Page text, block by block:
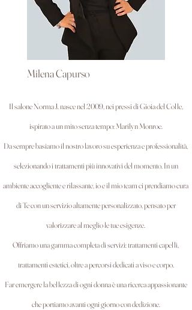
Milena Capurso
Il salone Norma J. nasce nel 2009, nei pressi di Gioia del Colle,
ispirato a un mitosenza tempo: Marilyn Monroe.
Da sempre basiamo il nostro lavoro su esperienza e professionalità,
selezionando i trattamenti più innovativi del momento. In un
ambiente accogliente e rilassante, io e il mio team ci prendiamo cura
di Te con un servizio altamente personalizzato, pensato per
valorizzare al meglio le tue esigenze.
Offriamo una gamma completa di servizi: trattamenti capelli,
trattamenti estetici, oltre a percorsi dedicati a viso e corpo.
Far emergere la bellezza di ogni donna è una ricerca appassionante
che portiamo avanti ogni giorno con dedizione.